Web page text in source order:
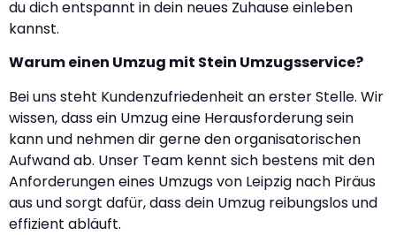
du dich entspannt in dein neues Zuhause einleben
kannst.
Warum einen Umzug mit Stein Umzugsservice?
Bei uns steht Kundenzufriedenheit an erster Stelle. Wir
wissen, dass ein Umzug eine Herausforderung sein
kann und nehmen dir gerne den organisatorischen
Aufwand ab. Unser Team kennt sich bestens mit den
Anforderungen eines Umzugs von Leipzig nach Piräus
aus und sorgt dafür, dass dein Umzug reibungslos und
effizient abläuft.